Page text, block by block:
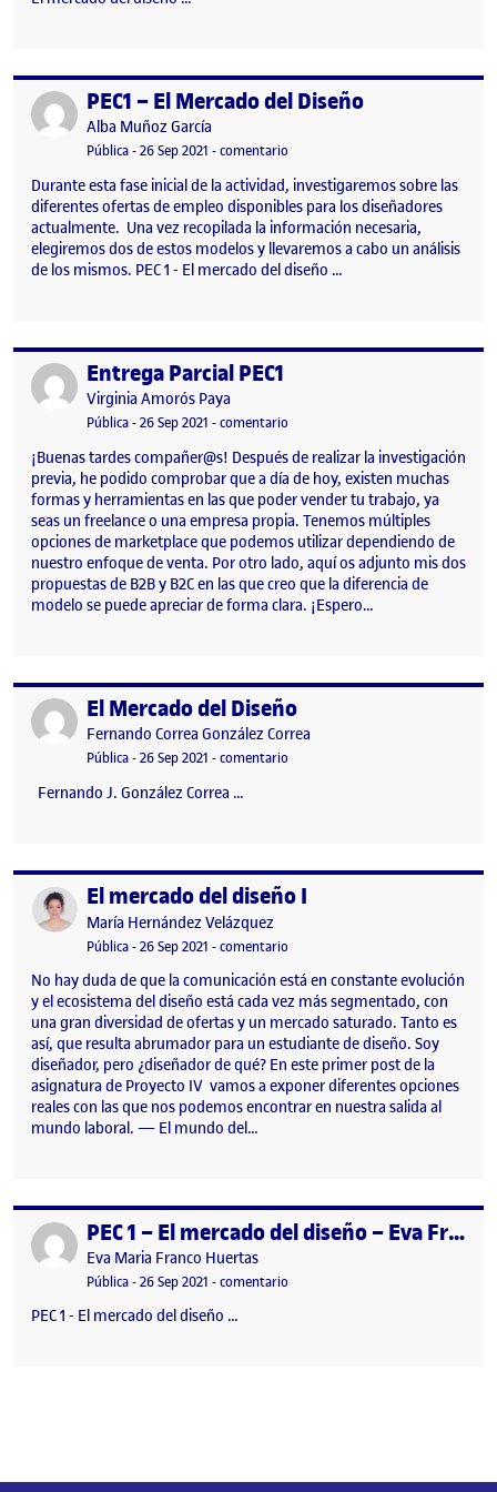
Publicado porPEC1 – El Mercado del Diseño
Publicado por
Alba Muñoz García
Visibilidad:
Pública-Fecha de publicación
26 Sep 2021 26 septiembre, 2021 7:32 pm
-comentario
Durante esta fase inicial de la actividad, investigaremos sobre las
diferentes ofertas de empleo disponibles para los diseñadores
actualmente. Una vez recopilada la información necesaria,
elegiremos dos de estos modelos y llevaremos a cabo un análisis
de los mismos. PEC 1 - El mercado del diseño …
Publicado porEntrega Parcial PEC1
Publicado por
Virginia Amorós Paya
Visibilidad:
Pública-Fecha de publicación
26 Sep 2021 -comentario
¡Buenas tardes compañer@s! Después de realizar la investigación
previa, he podido comprobar que a día de hoy, existen muchas
formas y herramientas en las que poder vender tu trabajo, ya
seas un freelance o una empresa propia. Tenemos múltiples
opciones de marketplace que podemos utilizar dependiendo de
nuestro enfoque de venta. Por otro lado, aquí os adjunto mis dos
propuestas de B2B y B2C en las que creo que la diferencia de
modelo se puede apreciar de forma clara. ¡Espero…
Publicado porEl Mercado del Diseño
Publicado por
Fernando Correa González Correa
Visibilidad:
Pública-Fecha de publicación
26 Sep 2021 -comentario
Fernando J. González Correa …
Publicado porEl mercado del diseño I
Publicado por
María Hernández Velázquez
Visibilidad:
Pública-Fecha de publicación
26 Sep 2021 26 septiembre, 2021 11:06 am
-comentario
No hay duda de que la comunicación está en constante evolución
y el ecosistema del diseño está cada vez más segmentado, con
una gran diversidad de ofertas y un mercado saturado. Tanto es
así, que resulta abrumador para un estudiante de diseño. Soy
diseñador, pero ¿diseñador de qué? En este primer post de la
asignatura de Proyecto IV vamos a exponer diferentes opciones
reales con las que nos podemos encontrar en nuestra salida al
mundo laboral. — El mundo del…
Publicado por PEC 1 – El mercado del diseño – Eva Franco
Publicado por
Eva Maria Franco Huertas
Visibilidad:
Pública-Fecha de publicación
26 Sep 2021 29 septiembre, 2021 1:44 am
-comentario
PEC 1 - El mercado del diseño …